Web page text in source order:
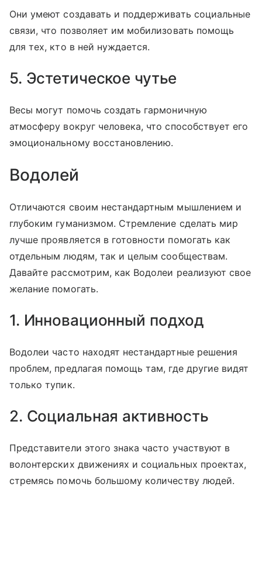
Они умеют создавать и поддерживать социальные
связи, что позволяет им мобилизовать помощь
для тех, кто в ней нуждается.
5. Эстетическое чутье
Весы могут помочь создать гармоничную
атмосферу вокруг человека, что способствует его
эмоциональному восстановлению.
Водолей
Отличаются своим нестандартным мышлением и
глубоким гуманизмом. Стремление сделать мир
лучше проявляется в готовности помогать как
отдельным людям, так и целым сообществам.
Давайте рассмотрим, как Водолеи реализуют свое
желание помогать.
1. Инновационный подход
Водолеи часто находят нестандартные решения
проблем, предлагая помощь там, где другие видят
только тупик.
2. Социальная активность
Представители этого знака часто участвуют в
волонтерских движениях и социальных проектах,
стремясь помочь большому количеству людей.